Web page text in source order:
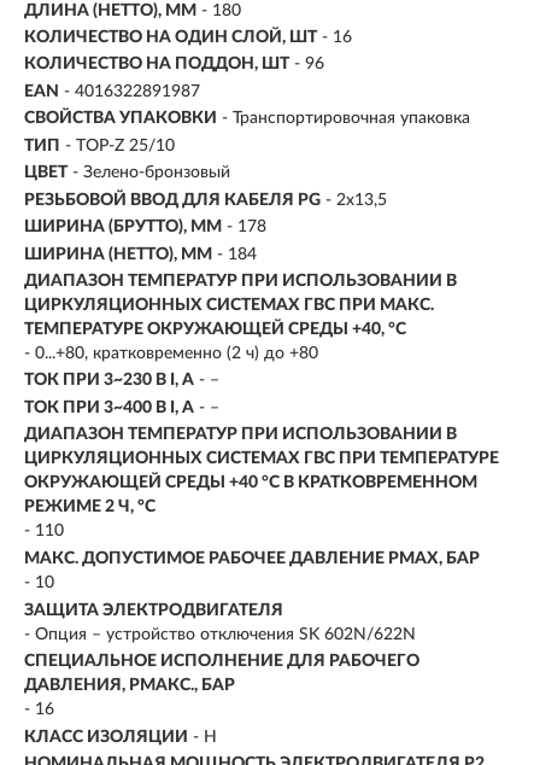
ДЛИНА (НЕТТО), ММ - 180
КОЛИЧЕСТВО НА ОДИН СЛОЙ, ШТ - 16
КОЛИЧЕСТВО НА ПОДДОН, ШТ - 96
EAN - 4016322891987
СВОЙСТВА УПАКОВКИ - Транспортировочная упаковка
ТИП - TOP-Z 25/10
ЦВЕТ - Зелено-бронзовый
РЕЗЬБОВОЙ ВВОД ДЛЯ КАБЕЛЯ PG - 2x13,5
ШИРИНА (БРУТТО), ММ - 178
ШИРИНА (НЕТТО), ММ - 184
ДИАПАЗОН ТЕМПЕРАТУР ПРИ ИСПОЛЬЗОВАНИИ В
ЦИРКУЛЯЦИОННЫХ СИСТЕМАХ ГВС ПРИ МАКС.
ТЕМПЕРАТУРЕ ОКРУЖАЮЩЕЙ СРЕДЫ +40, °C
- 0...+80, кратковременно (2 ч) до +80
ТОК ПРИ 3~230 В I, А - –
ТОК ПРИ 3~400 В I, А - –
ДИАПАЗОН ТЕМПЕРАТУР ПРИ ИСПОЛЬЗОВАНИИ В
ЦИРКУЛЯЦИОННЫХ СИСТЕМАХ ГВС ПРИ ТЕМПЕРАТУРЕ
ОКРУЖАЮЩЕЙ СРЕДЫ +40 °C В КРАТКОВРЕМЕННОМ
РЕЖИМЕ 2 Ч, °C
- 110
МАКС. ДОПУСТИМОЕ РАБОЧЕЕ ДАВЛЕНИЕ PMAX, БАР
- 10
ЗАЩИТА ЭЛЕКТРОДВИГАТЕЛЯ
- Опция – устройство отключения SK 602N/622N
СПЕЦИАЛЬНОЕ ИСПОЛНЕНИЕ ДЛЯ РАБОЧЕГО
ДАВЛЕНИЯ, PМАКС., БАР
- 16
КЛАСС ИЗОЛЯЦИИ - H